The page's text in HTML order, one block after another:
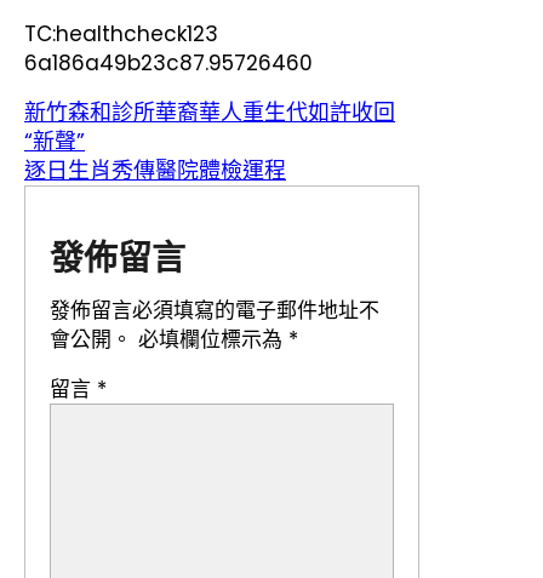
TC:healthcheck123
6a186a49b23c87.95726460
新竹森和診所華裔華人重生代如許收回
“新聲”
逐日生肖秀傳醫院體檢運程
發佈留言
發佈留言必須填寫的電子郵件地址不
會公開。 必填欄位標示為 *
留言 *